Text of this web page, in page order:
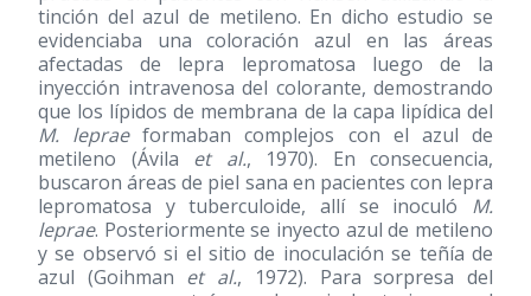
tinción del azul de metileno. En dicho estudio se
evidenciaba una coloración azul en las áreas
afectadas de lepra lepromatosa luego de la
inyección intravenosa del colorante, demostrando
que los lípidos de membrana de la capa lipídica del
M. lepraeformaban complejos con el azul de
metileno (Ávila et al., 1970). En consecuencia,
buscaron áreas de piel sana en pacientes con lepra
lepromatosa y tuberculoide, allí se inoculó M.
leprae. Posteriormente se inyecto azul de metileno
y se observó si el sitio de inoculación se teñía de
azul (Goihman et al., 1972). Para sorpresa del